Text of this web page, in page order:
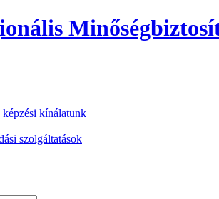
kínálatunk
szolgáltatások